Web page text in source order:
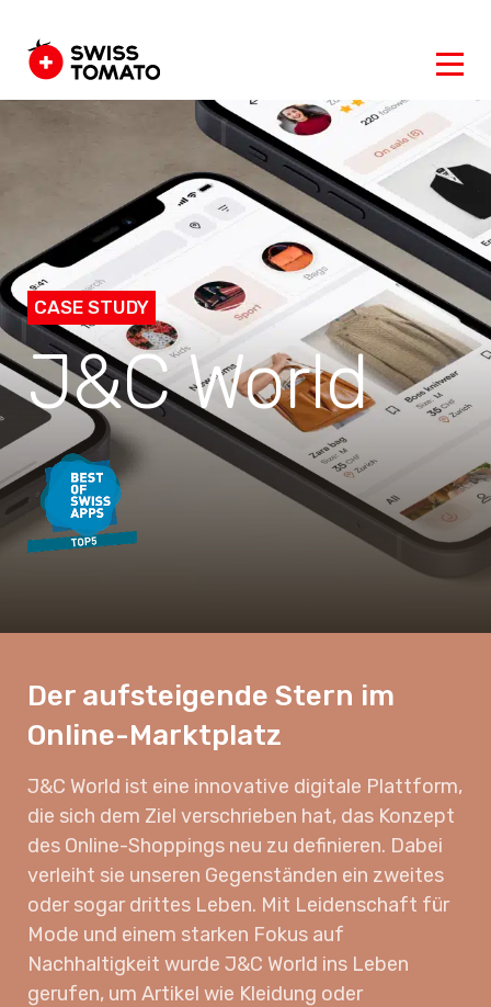
CASE STUDY
J&C World
Der aufsteigende Stern im
Online-Marktplatz
J&C World ist eine innovative digitale Plattform,
die sich dem Ziel verschrieben hat, das Konzept
des Online-Shoppings neu zu definieren. Dabei
verleiht sie unseren Gegenständen ein zweites
oder sogar drittes Leben. Mit Leidenschaft für
Mode und einem starken Fokus auf
Nachhaltigkeit wurde J&C World ins Leben
gerufen, um Artikel wie Kleidung oder